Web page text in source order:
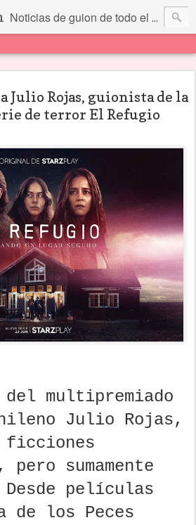
Noticias de guion de todo el mundo... Y más.
Julio Rojas, guionista de la
de terror El Refugio
del multipremiado
Julio Rojas,
ficciones
sumamente
películas
de los Peces